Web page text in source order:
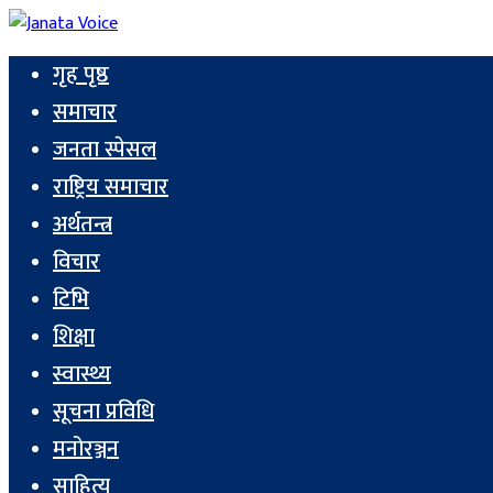
गृह पृष्ठ
समाचार
जनता स्पेसल
राष्ट्रिय समाचार
अर्थतन्त्र
विचार
टिभि
शिक्षा
स्वास्थ्य
सूचना प्रविधि
मनोरञ्जन